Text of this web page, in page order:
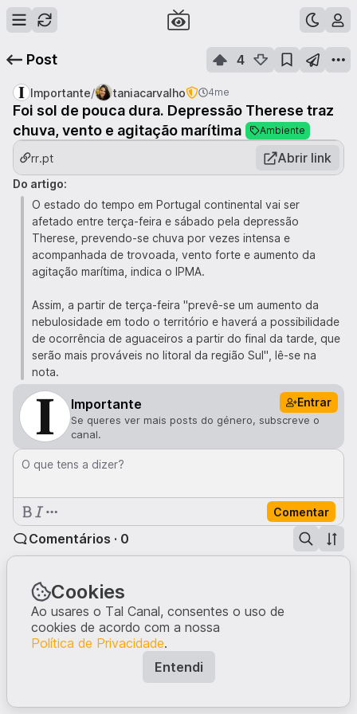
Post 4
Importante/ taniacarvalho 4me
Foi sol de pouca dura. Depressão Therese traz
chuva, vento e agitação marítima
Ambiente
rr.pt Abrir link
Do artigo:
O estado do tempo em Portugal continental vai ser
afetado entre terça-feira e sábado pela depressão
Therese, prevendo-se chuva por vezes intensa e
acompanhada de trovoada, vento forte e aumento da
agitação marítima, indica o IPMA.
Assim, a partir de terça-feira "prevê-se um aumento da
nebulosidade em todo o território e haverá a possibilidade
de ocorrência de aguaceiros a partir do final da tarde, que
serão mais prováveis no litoral da região Sul", lê-se na
nota.
Importante Entrar
Se queres ver mais posts do género, subscreve o
canal.
O que tens a dizer?
Comentar
Comentários · 0
Ninguém comentou neste post.
Escreve a tua opinião, dando início à conversa.
Cookies
Ao usares o Tal Canal, consentes o uso de
cookies de acordo com a nossa
Política de Privacidade.
Entendi